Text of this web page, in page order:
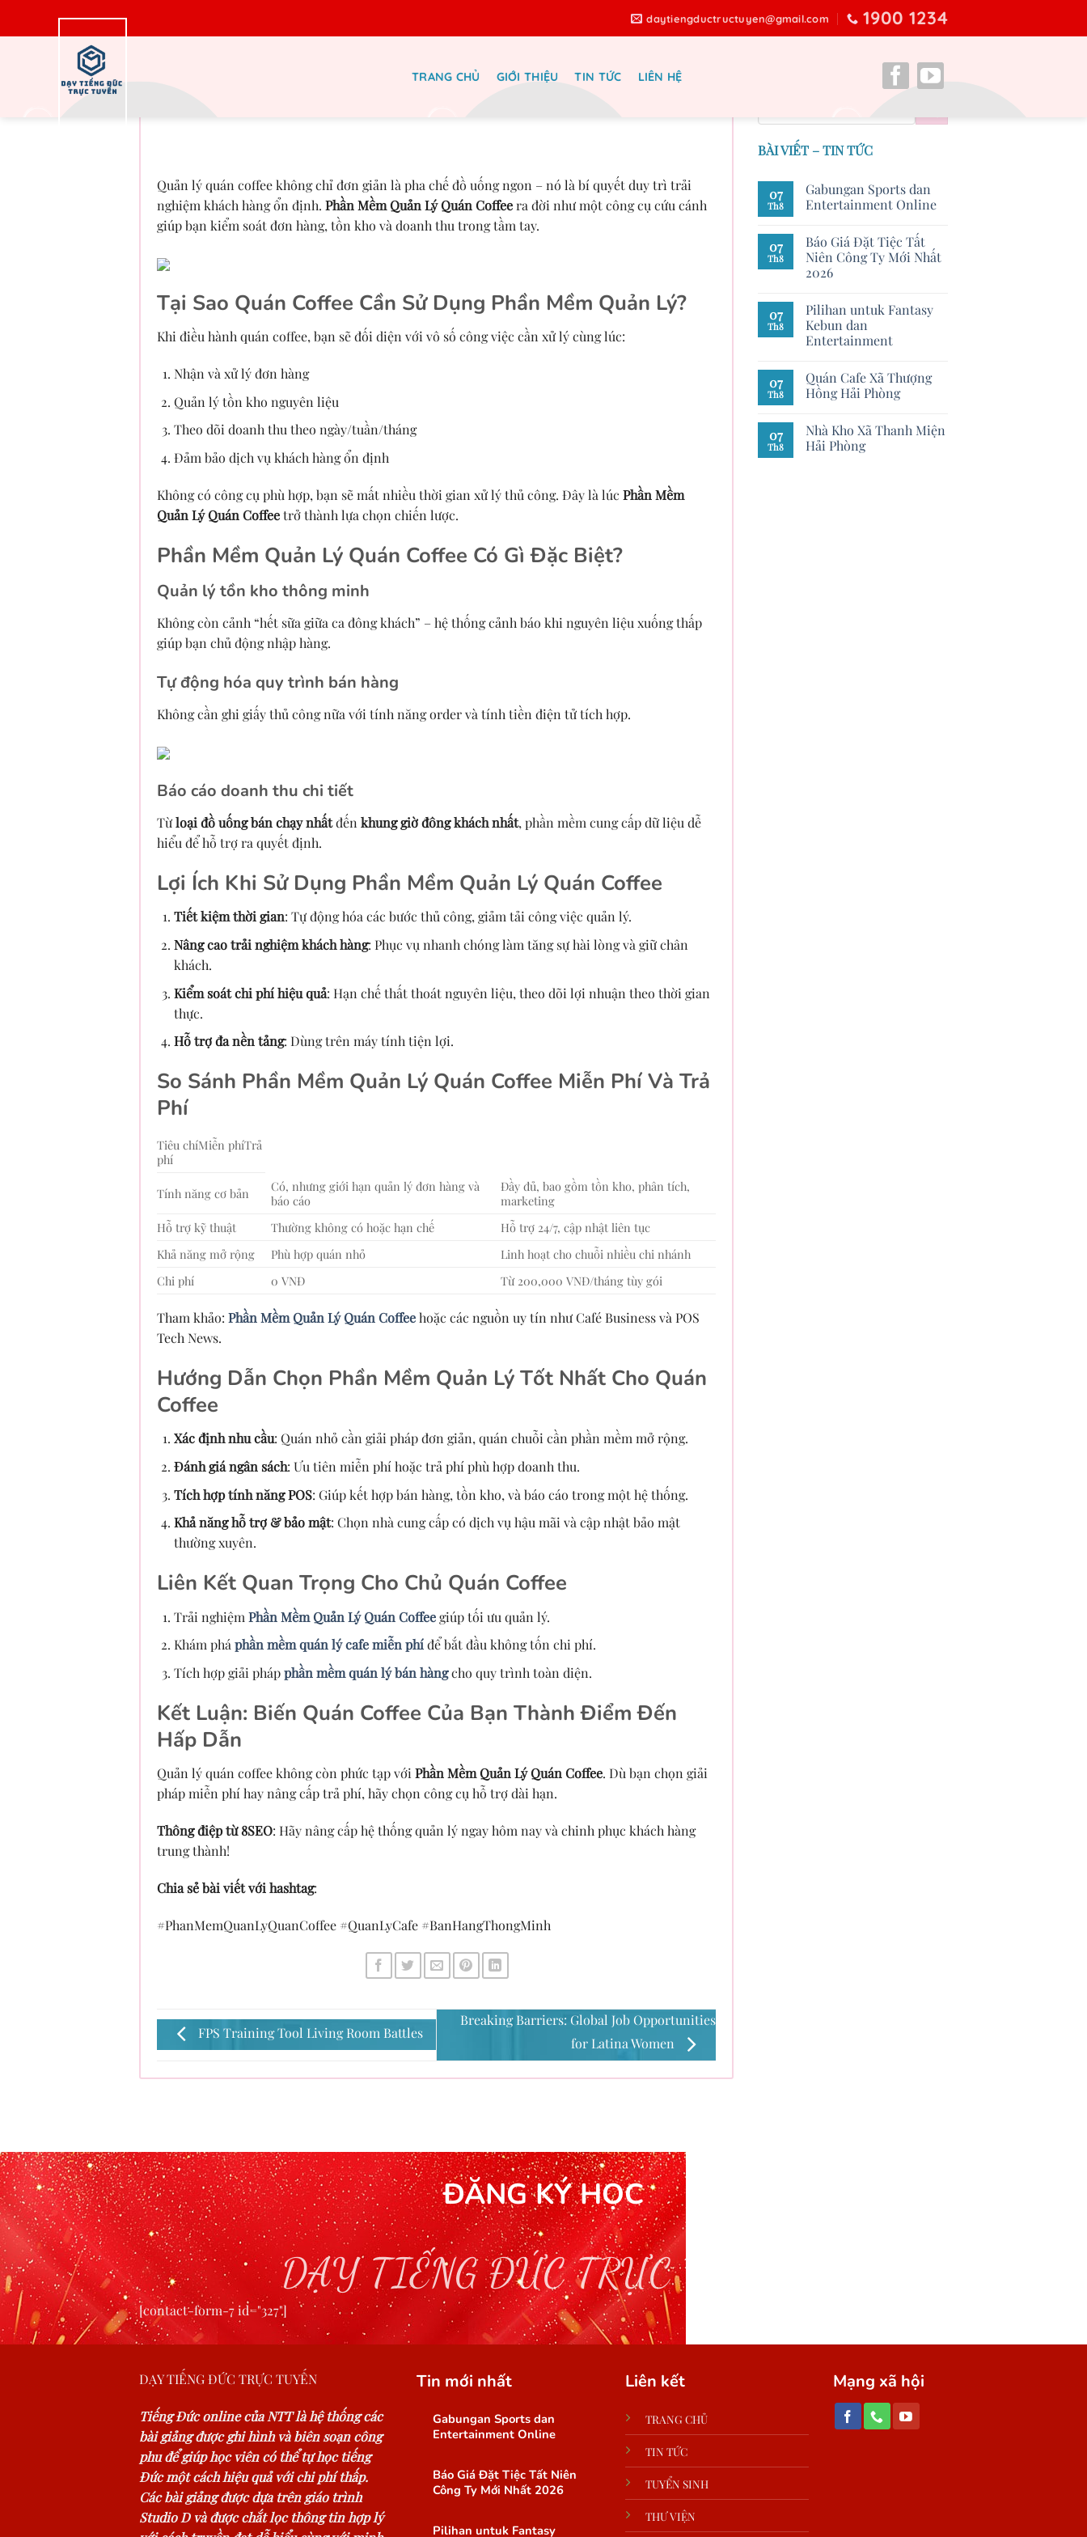
daytiengductructuyen@gmail.com 1900 1234
TRANG CHỦ GIỚI THIỆU TIN TỨC LIÊN HỆ
Quản lý quán coffee không chỉ đơn giản là pha chế đồ uống ngon – nó là bí quyết duy trì trải
nghiệm khách hàng ổn định. Phần Mềm Quản Lý Quán Coffeera đời như một công cụ cứu cánh
giúp bạn kiểm soát đơn hàng, tồn kho và doanh thu trong tầm tay.
Tại Sao Quán Coffee Cần Sử Dụng Phần Mềm Quản Lý?
Khi điều hành quán coffee, bạn sẽ đối diện với vô số công việc cần xử lý cùng lúc:
Nhận và xử lý đơn hàng
Quản lý tồn kho nguyên liệu
Theo dõi doanh thu theo ngày/tuần/tháng
Đảm bảo dịch vụ khách hàng ổn định
Không có công cụ phù hợp, bạn sẽ mất nhiều thời gian xử lý thủ công. Đây là lúc Phần Mềm
Quản Lý Quán Coffeetrở thành lựa chọn chiến lược.
Phần Mềm Quản Lý Quán Coffee Có Gì Đặc Biệt?
Quản lý tồn kho thông minh
Không còn cảnh “hết sữa giữa ca đông khách” – hệ thống cảnh báo khi nguyên liệu xuống thấp
giúp bạn chủ động nhập hàng.
Tự động hóa quy trình bán hàng
Không cần ghi giấy thủ công nữa với tính năng order và tính tiền điện tử tích hợp.
Báo cáo doanh thu chi tiết
Từloại đồ uống bán chạy nhấtđến khung giờ đông khách nhất, phần mềm cung cấp dữ liệu dễ
hiểu để hỗ trợ ra quyết định.
Lợi Ích Khi Sử Dụng Phần Mềm Quản Lý Quán Coffee
Tiết kiệm thời gian: Tự động hóa các bước thủ công, giảm tải công việc quản lý.
Nâng cao trải nghiệm khách hàng: Phục vụ nhanh chóng làm tăng sự hài lòng và giữ chân
khách.
Kiểm soát chi phí hiệu quả: Hạn chế thất thoát nguyên liệu, theo dõi lợi nhuận theo thời gian
thực.
Hỗ trợ đa nền tảng: Dùng trên máy tính tiện lợi.
So Sánh Phần Mềm Quản Lý Quán Coffee Miễn Phí Và Trả
Phí
Tiêu chíMiễn phíTrả
phí
Tính năng cơ bản
Có, nhưng giới hạn quản lý đơn hàng và
báo cáo
Đầy đủ, bao gồm tồn kho, phân tích,
marketing
Hỗ trợ kỹ thuật
Thường không có hoặc hạn chế
Hỗ trợ 24/7, cập nhật liên tục
Khả năng mở rộng
Phù hợp quán nhỏ
Linh hoạt cho chuỗi nhiều chi nhánh
Chi phí
0 VNĐ Từ 200,000 VNĐ/tháng tùy gói
Tham khảo: Phần Mềm Quản Lý Quán Coffeehoặc các nguồn uy tín như Café Business và POS
Tech News.
Hướng Dẫn Chọn Phần Mềm Quản Lý Tốt Nhất Cho Quán
Coffee
Xác định nhu cầu: Quán nhỏ cần giải pháp đơn giản, quán chuỗi cần phần mềm mở rộng.
Đánh giá ngân sách: Ưu tiên miễn phí hoặc trả phí phù hợp doanh thu.
Tích hợp tính năng POS: Giúp kết hợp bán hàng, tồn kho, và báo cáo trong một hệ thống.
Khả năng hỗ trợ & bảo mật: Chọn nhà cung cấp có dịch vụ hậu mãi và cập nhật bảo mật
thường xuyên.
Liên Kết Quan Trọng Cho Chủ Quán Coffee
Trải nghiệm Phần Mềm Quản Lý Quán Coffeegiúp tối ưu quản lý.
Khám pháphần mềm quán lý cafe miễn phíđể bắt đầu không tốn chi phí.
Tích hợp giải phápphần mềm quán lý bán hàngcho quy trình toàn diện.
Kết Luận: Biến Quán Coffee Của Bạn Thành Điểm Đến
Hấp Dẫn
Quản lý quán coffee không còn phức tạp vớiPhần Mềm Quản Lý Quán Coffee. Dù bạn chọn giải
pháp miễn phí hay nâng cấp trả phí, hãy chọn công cụ hỗ trợ dài hạn.
Thông điệp từ 8SEO: Hãy nâng cấp hệ thống quản lý ngay hôm nay và chinh phục khách hàng
trung thành!
Chia sẻ bài viết với hashtag:
#PhanMemQuanLyQuanCoffee #QuanLyCafe #BanHangThongMinh
FPS Training Tool Living Room Battles
Breaking Barriers: Global Job Opportunities
for Latina Women
BÀI VIẾT – TIN TỨC
07
Th8
Gabungan Sports dan
Entertainment Online
07
Th8
Báo Giá Đặt Tiệc Tất
Niên Công Ty Mới Nhất
2026
07
Th8
Pilihan untuk Fantasy
Kebun dan
Entertainment
07
Th8
Quán Cafe Xã Thượng
Hồng Hải Phòng
07
Th8
Nhà Kho Xã Thanh Miện
Hải Phòng
ĐĂNG KÝ HỌC
DẠY TIẾNG ĐỨC TRỰC TUYẾN
[contact-form-7 id="327"]
DẠY TIẾNG ĐỨC TRỰC TUYẾN
Tiếng Đức online của NTT là hệ thống các
bài giảng được ghi hình và biên soạn công
phu để giúp học viên có thể tự học tiếng
Đức một cách hiệu quả với chi phí thấp.
Các bài giảng được dựa trên giáo trình
Studio D và được chắt lọc thông tin hợp lý
Tin mới nhất
Gabungan Sports dan
Entertainment Online
Báo Giá Đặt Tiệc Tất Niên
Công Ty Mới Nhất 2026
Pilihan untuk Fantasy
Liên kết
TRANG CHỦ
TIN TỨC
TUYỂN SINH
THƯ VIỆN
Mạng xã hội